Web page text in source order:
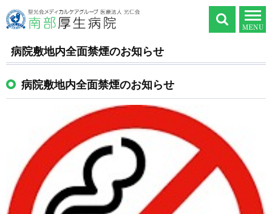
病院敷地内全面禁煙のお知らせ
病院敷地内全面禁煙のお知らせ